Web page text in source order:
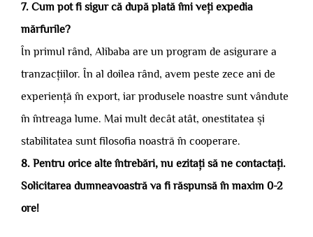
7. Cum pot fi sigur că după plată îmi veți expedia
mărfurile?
În primul rând, Alibaba are un program de asigurare a
tranzacțiilor. În al doilea rând, avem peste zece ani de
experiență în export, iar produsele noastre sunt vândute
în întreaga lume. Mai mult decât atât, onestitatea și
stabilitatea sunt filosofia noastră în cooperare.
8. Pentru orice alte întrebări, nu ezitați să ne contactați.
Solicitarea dumneavoastră va fi răspunsă în maxim 0-2
ore!